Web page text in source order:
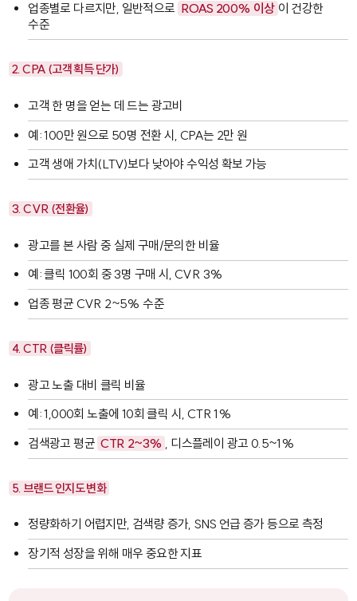
업종별로 다르지만, 일반적으로 ROAS 200% 이상 이 건강한
수준
2. CPA (고객 획득 단가)
고객 한 명을 얻는 데 드는 광고비
예: 100만 원으로 50명 전환 시, CPA는 2만 원
고객 생애 가치(LTV)보다 낮아야 수익성 확보 가능
3. CVR (전환율)
광고를 본 사람 중 실제 구매/문의한 비율
예: 클릭 100회 중 3명 구매 시, CVR 3%
업종 평균 CVR 2~5% 수준
4. CTR (클릭률)
광고 노출 대비 클릭 비율
예: 1,000회 노출에 10회 클릭 시, CTR 1%
검색광고 평균 CTR 2~3% , 디스플레이 광고 0.5~1%
5. 브랜드 인지도 변화
정량화하기 어렵지만, 검색량 증가, SNS 언급 증가 등으로 측정
장기적 성장을 위해 매우 중요한 지표